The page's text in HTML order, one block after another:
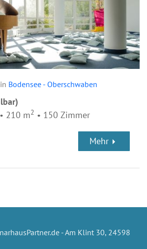
Bodensee - Oberschwaben
210 m2 • 150 Zimmer
Mehr
- Am Klint 30, 24598